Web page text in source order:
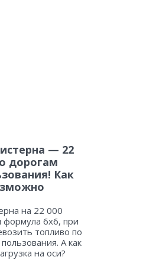
— 22
дорогам
Как
на 22 000
формула 6х6, при
топливо по
А как
на оси?